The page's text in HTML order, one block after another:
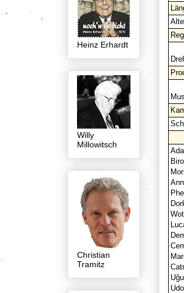
Heinz Erhardt
Willy
Millowitsch
Christian
Tramitz